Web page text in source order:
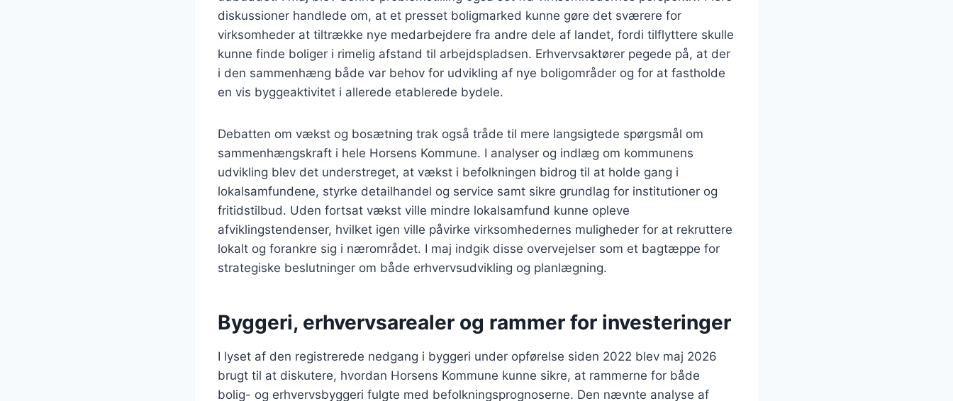
diskussioner handlede om, at et presset boligmarked kunne gøre det sværere for
virksomheder at tiltrække nye medarbejdere fra andre dele af landet, fordi tilflyttere skulle
kunne finde boliger i rimelig afstand til arbejdspladsen. Erhvervsaktører pegede på, at der
i den sammenhæng både var behov for udvikling af nye boligområder og for at fastholde
en vis byggeaktivitet i allerede etablerede bydele.
Debatten om vækst og bosætning trak også tråde til mere langsigtede spørgsmål om
sammenhængskraft i hele Horsens Kommune. I analyser og indlæg om kommunens
udvikling blev det understreget, at vækst i befolkningen bidrog til at holde gang i
lokalsamfundene, styrke detailhandel og service samt sikre grundlag for institutioner og
fritidstilbud. Uden fortsat vækst ville mindre lokalsamfund kunne opleve
afviklingstendenser, hvilket igen ville påvirke virksomhedernes muligheder for at rekruttere
lokalt og forankre sig i nærområdet. I maj indgik disse overvejelser som et bagtæppe for
strategiske beslutninger om både erhvervsudvikling og planlægning.
Byggeri, erhvervsarealer og rammer for investeringer
I lyset af den registrerede nedgang i byggeri under opførelse siden 2022 blev maj 2026
brugt til at diskutere, hvordan Horsens Kommune kunne sikre, at rammerne for både
bolig- og erhvervsbyggeri fulgte med befolkningsprognoserne. Den nævnte analyse af